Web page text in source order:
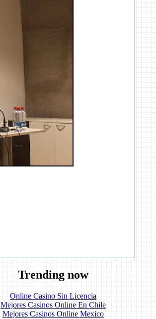
Trending now
Online Casino Sin Licencia
Mejores Casinos Online En Chile
Mejores Casinos Online Mexico